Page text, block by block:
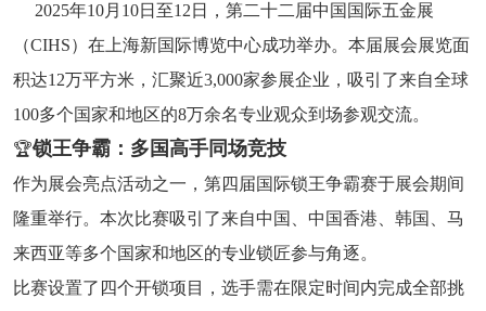
2025年10月10日至12日，第二十二届中国国际五金展
（CIHS）在上海新国际博览中心成功举办。本届展会展览面
积达12万平方米，汇聚近3,000家参展企业，吸引了来自全球
100多个国家和地区的8万余名专业观众到场参观交流。
🏆锁王争霸：多国高手同场竞技
作为展会亮点活动之一，第四届国际锁王争霸赛于展会期间
隆重举行。本次比赛吸引了来自中国、中国香港、韩国、马
来西亚等多个国家和地区的专业锁匠参与角逐。
比赛设置了四个开锁项目，选手需在限定时间内完成全部挑